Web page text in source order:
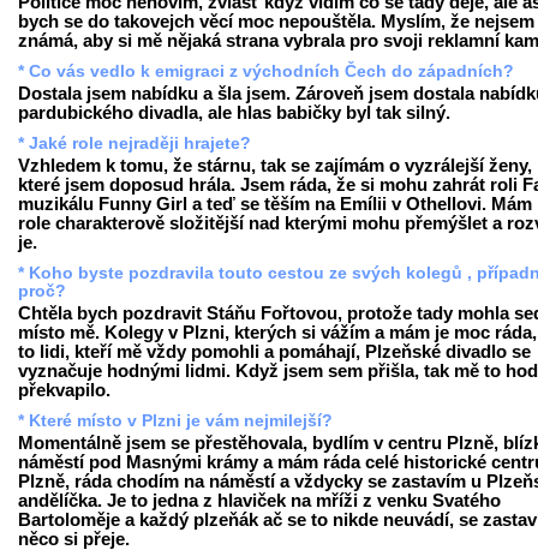
bych se do takovejch věcí moc nepouštěla. Myslím, že nejsem
známá, aby si mě nějaká strana vybrala pro svoji reklamní
* Co vás vedlo k emigraci z východních Čech do západních?
Dostala jsem nabídku a šla jsem. Zároveň jsem dostala
pardubického divadla, ale hlas babičky byl tak silný.
* Jaké role nejraději hrajete?
Vzhledem k tomu, že stárnu, tak se zajímám o vyzrálejší ženy,
které jsem doposud hrála. Jsem ráda, že si mohu zahrát roli
muzikálu Funny Girl a teď se těším na Emílii v Othellovi. Mám
role charakterově složitější nad kterými mohu přemýšlet a
je.
* Koho byste pozdravila touto cestou ze svých kolegů ,
proč?
Chtěla bych pozdravit Stáňu Fořtovou, protože tady mohla
místo mě. Kolegy v Plzni, kterých si vážím a mám je moc
to lidi, kteří mě vždy pomohli a pomáhají, Plzeňské divadlo se
vyznačuje hodnými lidmi. Když jsem sem přišla, tak mě to
překvapilo.
* Které místo v Plzni je vám nejmilejší?
Momentálně jsem se přestěhovala, bydlím v centru Plzně,
náměstí pod Masnými krámy a mám ráda celé historické
Plzně, ráda chodím na náměstí a vždycky se zastavím u
andělíčka. Je to jedna z hlaviček na mříži z venku Svatého
Bartoloměje a každý plzeňák ač se to nikde neuvádí, se
něco si přeje.